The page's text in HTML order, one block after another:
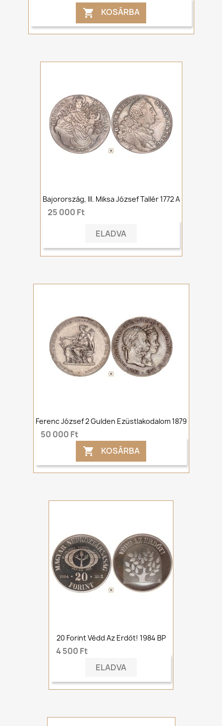
 KOSÁRBA
Bajorország, III. Miksa József Tallér 1772 A
25 000 Ft
ELADVA
Ferenc József 2 Gulden Ezüstlakodalom 1879
50 000 Ft
 KOSÁRBA
20 Forint Védd Az Erdőt! 1984 BP
4 500 Ft
ELADVA